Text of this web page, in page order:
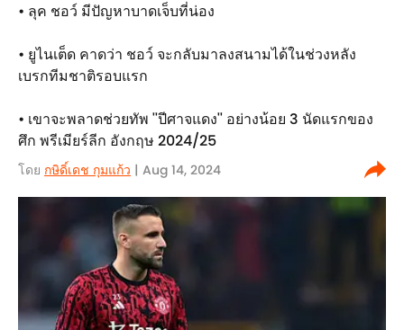
• ลุค ชอว์ มีปัญหาบาดเจ็บที่น่อง
• ยูไนเต็ด คาดว่า ชอว์ จะกลับมาลงสนามได้ในช่วงหลัง
เบรกทีมชาติรอบแรก
• เขาจะพลาดช่วยทัพ ''ปีศาจแดง'' อย่างน้อย 3 นัดแรกของ
ศึก พรีเมียร์ลีก อังกฤษ 2024/25
โดย กษิดิ์เดช กุมแก้ว | Aug 14, 2024